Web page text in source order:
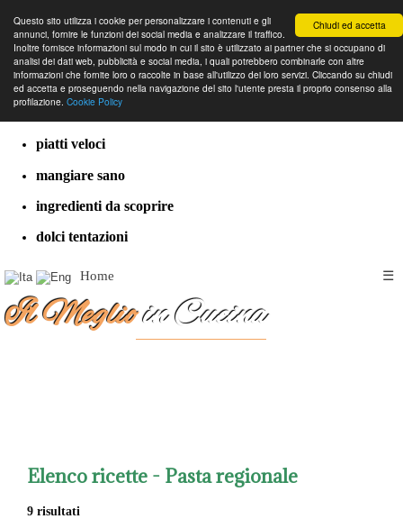
Chiudi ed accetta
Questo sito utilizza i cookie per personalizzare i contenuti e gli
annunci, fornire le funzioni dei social media e analizzare il traffico.
Inoltre fornisce informazioni sul modo in cui il sito è utilizzato ai partner che si occupano di
analisi dei dati web, pubblicità e social media, i quali potrebbero combinarle con altre
informazioni che fornite loro o raccolte in base all'utilizzo dei loro servizi. Cliccando su chiudi
ed accetta e proseguendo nella navigazione del sito l'utente presta il proprio consenso alla
profilazione. Cookie Policy
cucina dal mondo
ricette classiche
piatti veloci
mangiare sano
ingredienti da scoprire
dolci tentazioni
Home ☰
Il Meglioin Cucina
Elenco ricette - Pasta regionale
9 risultati